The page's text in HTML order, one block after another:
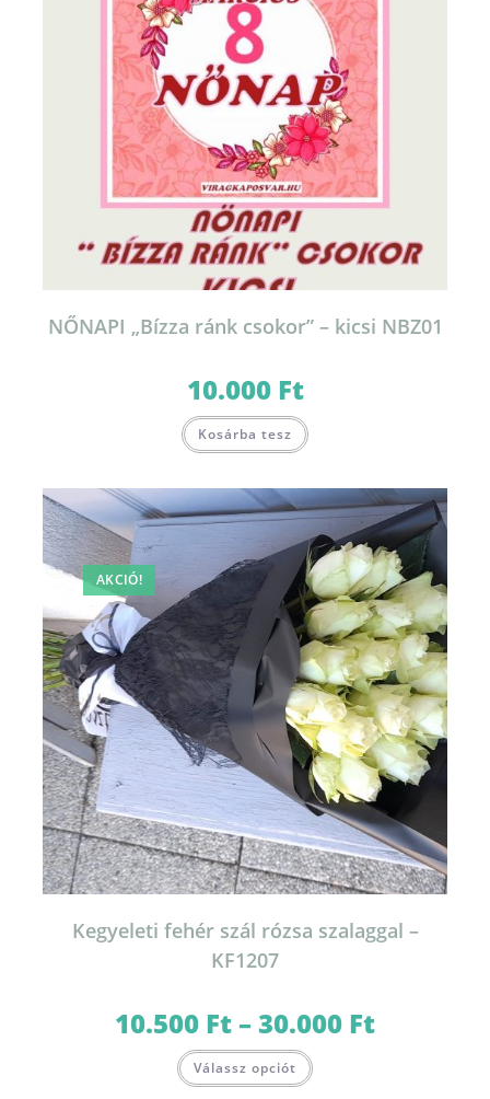
NŐNAPI „Bízza ránk csokor” – kicsi NBZ01
10.000 Ft
Kosárba tesz
AKCIÓ!
Kegyeleti fehér szál rózsa szalaggal –
KF1207
10.500 Ft–30.000 Ft10.500 Ft
Válassz opciót a